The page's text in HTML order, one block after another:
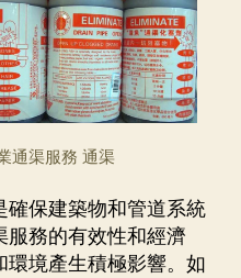
通渠服務 通渠
保建築物和管道系統
務的有效性和經濟
境產生積極影響。如